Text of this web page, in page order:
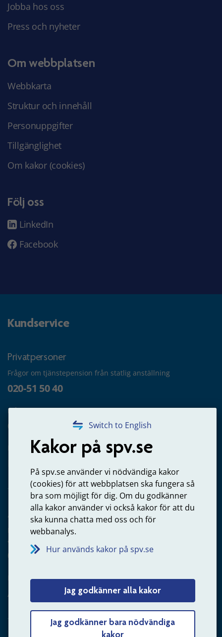
Switch to English
Kakor på spv.se
På spv.se använder vi nödvändiga kakor
(cookies) för att webbplatsen ska fungera så
bra som möjligt för dig. Om du godkänner
alla kakor använder vi också kakor för att du
ska kunna chatta med oss och för
webbanalys.
Hur används kakor på spv.se
Jag godkänner alla kakor
Jag godkänner bara nödvändiga
kakor
Jobba hos oss
Press och nyheter
Om webbplatsen
Webbkarta
Struktur och innehåll
Personuppgifter
Tillgänglighet
Om kakor (cookies)
Följ oss
LinkedIn
Facebook
Kundservice
Privatpersoner
Frågor om tjänstepension från statlig anställning
020-51 50 40
Frågor om utbetalning
020-65 00 65
Kontakta oss
Arbetsgivare
Frågor om administration av tjänstepension från statlig
anställning
060-18 75 03
Kontakta oss
Arbetsgivare – skicka mejl till oss